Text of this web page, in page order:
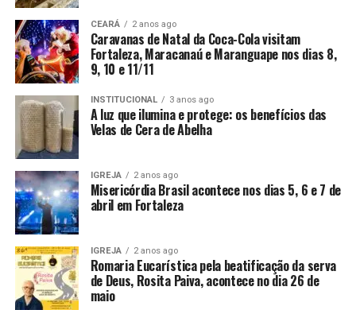
CEARÁ 2 anos ago
Caravanas de Natal da Coca-Cola visitam
Fortaleza, Maracanaú e Maranguape nos dias 8,
9, 10 e 11/11
INSTITUCIONAL 3 anos ago
A luz que ilumina e protege: os benefícios das
Velas de Cera de Abelha
IGREJA 2 anos ago
Misericórdia Brasil acontece nos dias 5, 6 e 7 de
abril em Fortaleza
IGREJA 2 anos ago
Romaria Eucarística pela beatificação da serva
de Deus, Rosita Paiva, acontece no dia 26 de
maio